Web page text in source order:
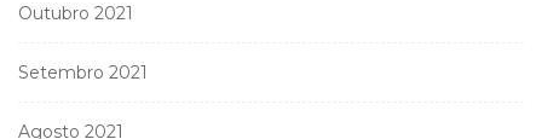
Outubro 2021
Setembro 2021
Agosto 2021